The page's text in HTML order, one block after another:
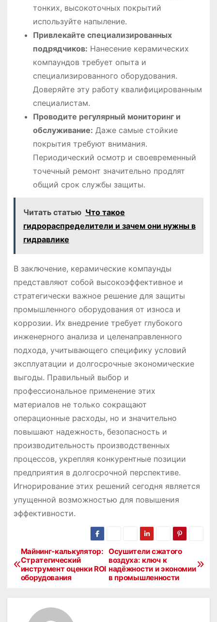
тонких, высокоточных покрытий
используйте напыление.
Привлекайте специализированных
подрядчиков: Нанесение керамических
компаундов требует опыта и
специализированного оборудования.
Доверяйте эту работу квалифицированным
специалистам.
Проводите регулярный мониторинг и
обслуживание: Даже самые стойкие
покрытия требуют внимания.
Периодический осмотр и своевременный
точечный ремонт значительно продлят
общий срок службы защиты.
Читать статью Что такое
гидрораспределители и зачем они нужны в
гидравлике
В заключение, керамические компаунды
представляют собой высокоэффективное и
стратегически важное решение для защиты
промышленного оборудования от износа и
коррозии. Их внедрение требует глубокого
инженерного анализа и целенаправленного
подхода, учитывающего специфику условий
эксплуатации и долгосрочные экономические
выгоды. Правильный выбор и
профессиональное применение этих
материалов не только сокращают
операционные расходы, но и значительно
повышают надежность, безопасность и
производительность производственных
процессов, укрепляя конкурентные позиции
предприятия в долгосрочной перспективе.
Игнорирование этих решений сегодня является
упущенной возможностью для повышения
эффективности.
Н
Осушители сжатого
воздуха: ключ к
надёжности и экономии
в промышленности
Майнинг-калькулятор:
Стратегический
инструмент оценки ROI
оборудования